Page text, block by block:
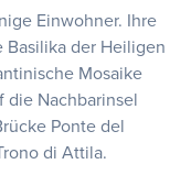
Einwohner. Ihre
der Heiligen
Mosaike
die Nachbarinsel
Ponte del
di Attila.